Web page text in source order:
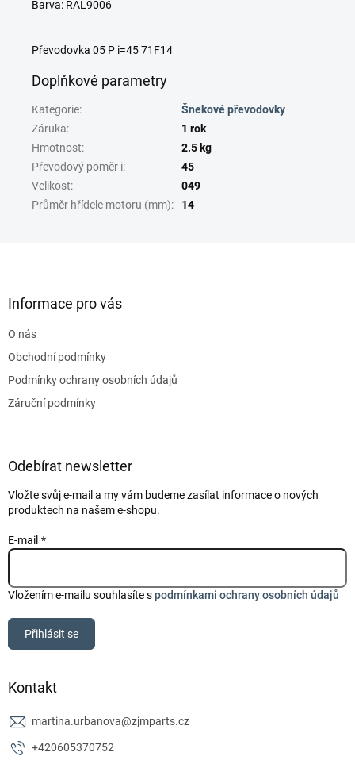
Barva: RAL9006
Převodovka 05 P i=45 71F14
Doplňkové parametry
Kategorie:
Šnekové převodovky
Záruka:
1 rok
Hmotnost:
2.5 kg
Převodový poměr i:
45
Velikost:
049
Průměr hřídele motoru (mm): 14
Informace pro vás
O nás
Obchodní podmínky
Podmínky ochrany osobních údajů
Záruční podmínky
Odebírat newsletter
Vložte svůj e-mail a my vám budeme zasílat informace o nových
produktech na našem e-shopu.
E-mail
Vložením e-mailu souhlasíte spodmínkami ochrany osobních údajů
Přihlásit se
Kontakt
martina.urbanova@zjmparts.cz
+420605370752